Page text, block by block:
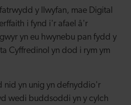
y llwyfan, mae Digital
i fynd i'r afael â'r
yn eu hwynebu pan fydd y
Cyffredinol yn dod i rym ym
nid yn unig yn defnyddio'r
wedi buddsoddi yn y cylch